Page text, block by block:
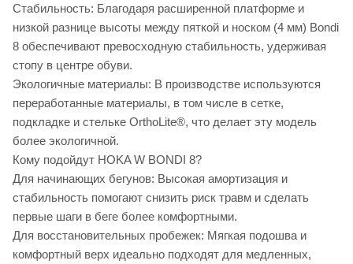
Стабильность: Благодаря расширенной платформе и
низкой разнице высоты между пяткой и носком (4 мм) Bondi
8 обеспечивают превосходную стабильность, удерживая
стопу в центре обуви.
Экологичные материалы: В производстве используются
переработанные материалы, в том числе в сетке,
подкладке и стельке OrthoLite®, что делает эту модель
более экологичной.
Кому подойдут HOKA W BONDI 8?
Для начинающих бегунов: Высокая амортизация и
стабильность помогают снизить риск травм и сделать
первые шаги в беге более комфортными.
Для восстановительных пробежек: Мягкая подошва и
комфортный верх идеально подходят для медленных,